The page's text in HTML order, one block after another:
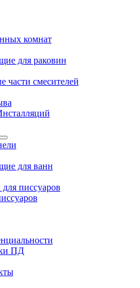
комнат
для раковин
части смесителей
для ванн
писсуаров
ПД